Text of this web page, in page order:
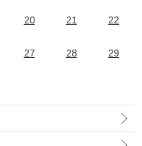
20 21 22
27 28 29